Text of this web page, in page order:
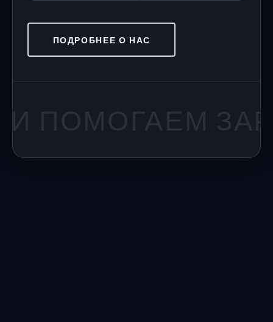
ПОДРОБНЕЕ О НАС